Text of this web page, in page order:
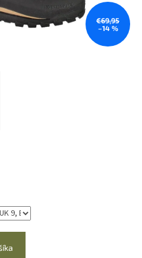
€69,95
–14 %